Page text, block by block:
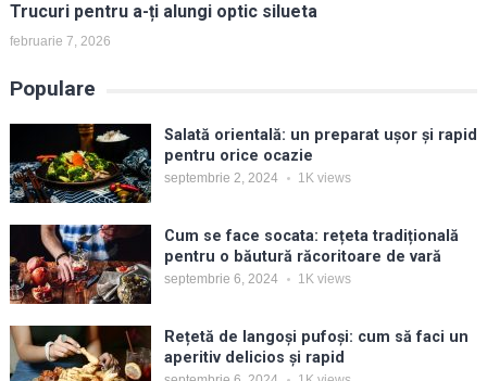
Trucuri pentru a-ți alungi optic silueta
februarie 7, 2026
Populare
Salată orientală: un preparat ușor și rapid
pentru orice ocazie
septembrie 2, 2024 1Kviews
Cum se face socata: rețeta tradițională
pentru o băutură răcoritoare de vară
septembrie 6, 2024 1Kviews
Rețetă de langoși pufoși: cum să faci un
aperitiv delicios și rapid